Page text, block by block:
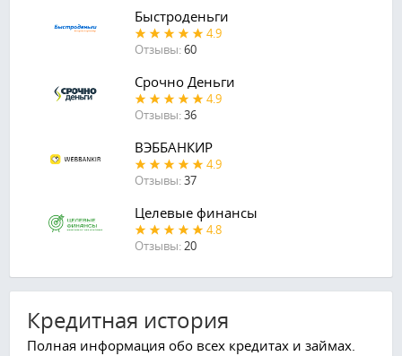
Быстроденьги
4.9
Отзывы:60
Срочно Деньги
4.9
Отзывы:36
ВЭББАНКИР
4.9
Отзывы:37
Целевые финансы
4.8
Отзывы:20
Кредитная история
Полная информация обо всех кредитах и займах.